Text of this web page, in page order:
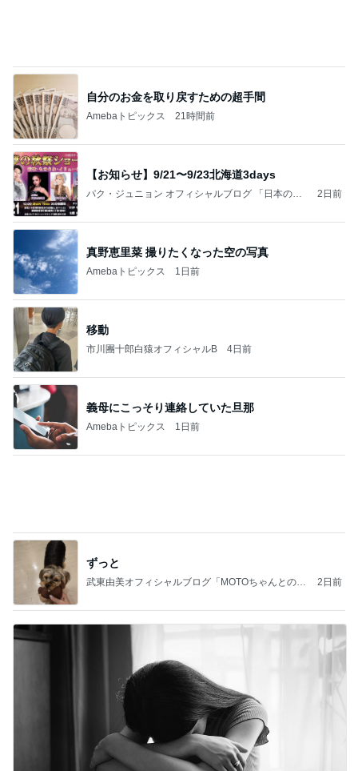
自分のお金を取り戻すための超手間
Amebaトピックス 21時間前
【お知らせ】9/21〜9/23北海道3days
パク・ジュニョン オフィシャルブログ 「日本の
2日前
真野恵里菜 撮りたくなった空の写真
Amebaトピックス 1日前
移動
市川團十郎白猿オフィシャルB 4日前
義母にこっそり連絡していた旦那
Amebaトピックス 1日前
ずっと
武東由美オフィシャルブログ「MOTOちゃんとのは
2日前